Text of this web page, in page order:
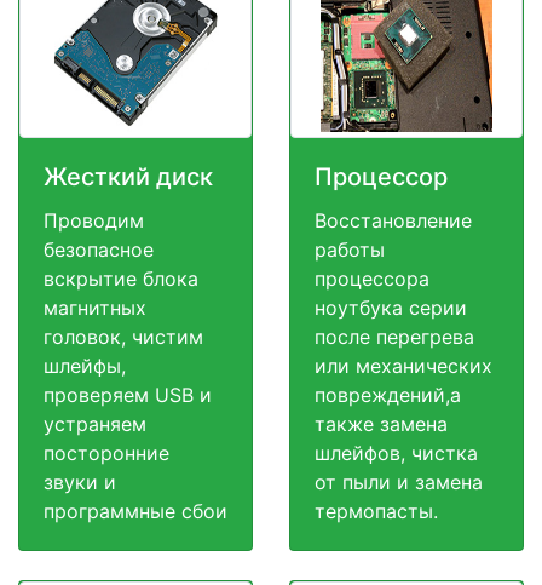
Жесткий диск
Проводим
безопасное
вскрытие блока
магнитных
головок, чистим
шлейфы,
проверяем USB и
устраняем
посторонние
звуки и
программные сбои
Процессор
Восстановление
работы
процессора
ноутбука серии
после перегрева
или механических
повреждений,а
также замена
шлейфов, чистка
от пыли и замена
термопасты.